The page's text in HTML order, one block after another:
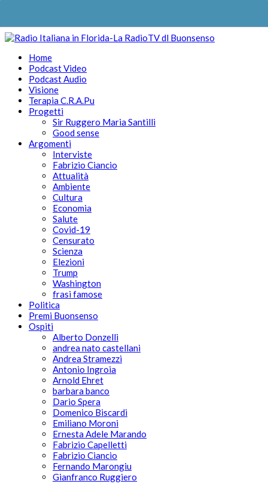
Home
Podcast Video
Podcast Audio
Visione
Terapia C.R.A.Pu
Progetti
Sir Ruggero Maria Santilli
Good sense
Argomenti
Interviste
Fabrizio Ciancio
Attualità
Ambiente
Cultura
Economia
Salute
Covid-19
Censurato
Scienza
Elezioni
Trump
Washington
frasi famose
Politica
Premi Buonsenso
Ospiti
Alberto Donzelli
andrea nato castellani
Andrea Stramezzi
Antonio Ingroia
Arnold Ehret
barbara banco
Dario Spera
Domenico Biscardi
Emiliano Moroni
Ernesta Adele Marando
Fabrizio Capelletti
Fabrizio Ciancio
Fernando Marongiu
Gianfranco Ruggiero